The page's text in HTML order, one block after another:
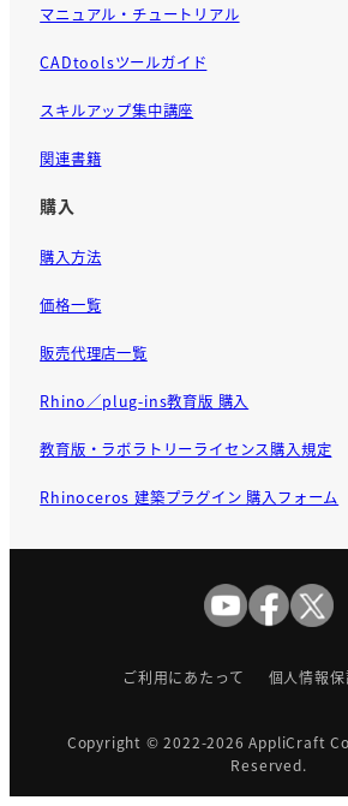
マニュアル・チュートリアル
CADtoolsツールガイド
スキルアップ集中講座
関連書籍
購入
購入方法
価格一覧
販売代理店一覧
Rhino／plug-ins教育版 購入
教育版・ラボラトリーライセンス購入規定
Rhinoceros 建築プラグイン 購入フォーム
Copyright © 2022-2026AppliCraft
Reserved.
ご利用にあたって 個人情報